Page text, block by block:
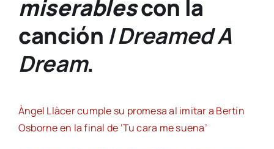
miserablescon la
canción I Dreamed A
Dream.
Àngel Llàcer cumple su promesa al imitar a Bertín
Osborne en la final de ‘Tu cara me suena’